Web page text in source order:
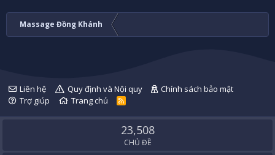
Massage Đồng Khánh
Liên hệ Quy định và Nội quy
Chính sách bảo mật
Trợ giúp
Trang chủ
R
S
23,508
CHỦ ĐỀ